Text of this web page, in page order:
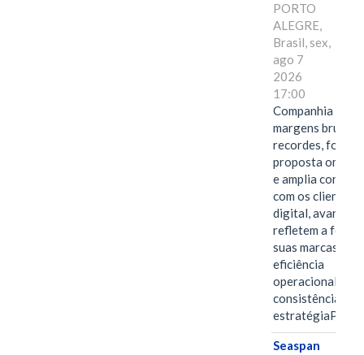
PORTO
ALEGRE,
Brasil, sex,
ago 7
2026
17:00
Companhia
margens brutas
recordes,
proposta
e amplia
com os clientes
digital, avanços
refletem a força
suas marcas, a
eficiência
operacional e a
consistência de
Seaspan